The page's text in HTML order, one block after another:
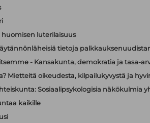
luterilaisuus
tietoja
- Kansakunta, demokratia ja tasa-
Mietteitä oikeudesta, kilpailukyvystä ja
Sosiaalipsykologisia näkökulmia
kaikille